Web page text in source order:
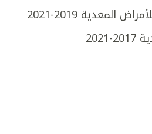
2019-2021